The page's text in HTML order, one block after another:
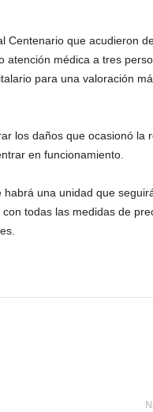
Centenario que acudieron
atención médica a tres
para una valoración
los daños que ocasionó la
en funcionamiento.
una unidad que
todas las medidas de